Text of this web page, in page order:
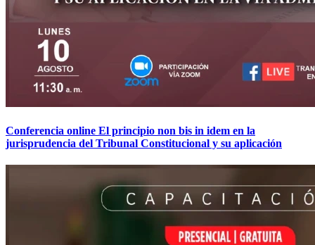
Conferencia online El principio non bis in idem en la
jurisprudencia del Tribunal Constitucional y su aplicación